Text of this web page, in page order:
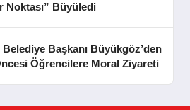
Noktası” Büyüledi
Belediye Başkanı Büyükgöz’den
Öğrencilere Moral Ziyareti